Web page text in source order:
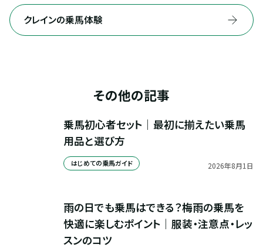
クレインの乗馬体験
その他の記事
乗馬初心者セット｜最初に揃えたい乗馬
用品と選び方
はじめての乗馬ガイド 2026年8月1 日
雨の日でも乗馬はできる？梅雨の乗馬を
快適に楽しむポイント｜服装・注意点・レッ
スンのコツ